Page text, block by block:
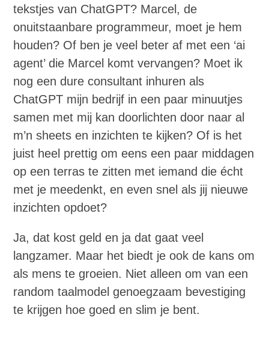
tekstjes van ChatGPT? Marcel, de
onuitstaanbare programmeur, moet je hem
houden? Of ben je veel beter af met een ‘ai
agent’ die Marcel komt vervangen? Moet ik
nog een dure consultant inhuren als
ChatGPT mijn bedrijf in een paar minuutjes
samen met mij kan doorlichten door naar al
m’n sheets en inzichten te kijken? Of is het
juist heel prettig om eens een paar middagen
op een terras te zitten met iemand die écht
met je meedenkt, en even snel als jij nieuwe
inzichten opdoet?
Ja, dat kost geld en ja dat gaat veel
langzamer. Maar het biedt je ook de kans om
als mens te groeien. Niet alleen om van een
random taalmodel genoegzaam bevestiging
te krijgen hoe goed en slim je bent.